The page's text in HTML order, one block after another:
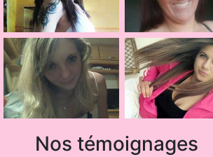
Nos témoignages